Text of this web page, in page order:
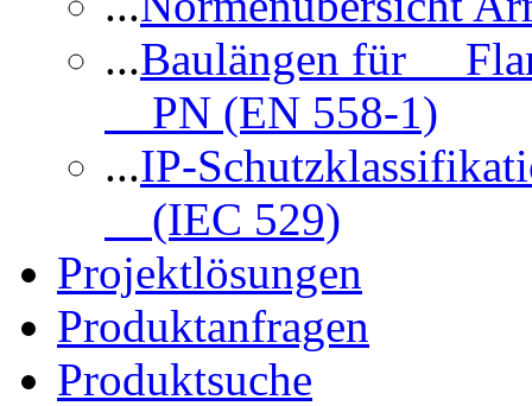
...Baulängen für
PN (EN 558-1)
...IP-
(IEC 529)
Projektlösungen
Produktanfragen
Produktsuche